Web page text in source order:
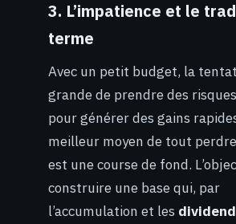
3. L’impatience et le
terme
Avec un petit budget, la
grande de prendre des
pour générer des gains
meilleur moyen de tout
est une course de fond.
construire une base qui, par
l’accumulation et les